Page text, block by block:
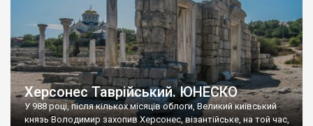
Херсонес Таврійський. ЮНЕСКО
У 988 році, після кількох місяців облоги, Великий київський
князь Володимир захопив Херсонес, візантійське, на той час,